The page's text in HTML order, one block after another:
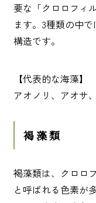
要な「クロロフィ
ます。3種類の中
構造です。
【代表的な海藻】
アオノリ、アオサ
褐藻類
褐藻類は、クロロ
と呼ばれる色素が